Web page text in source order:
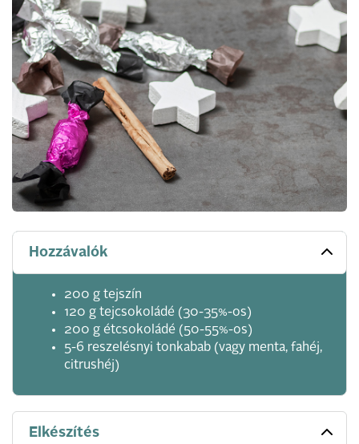
Hozzávalók
200 g tejszín
120 g tejcsokoládé (30-35%-os)
200 g étcsokoládé (50-55%-os)
5-6 reszelésnyi tonkabab (vagy menta, fahéj,
citrushéj)
Elkészítés